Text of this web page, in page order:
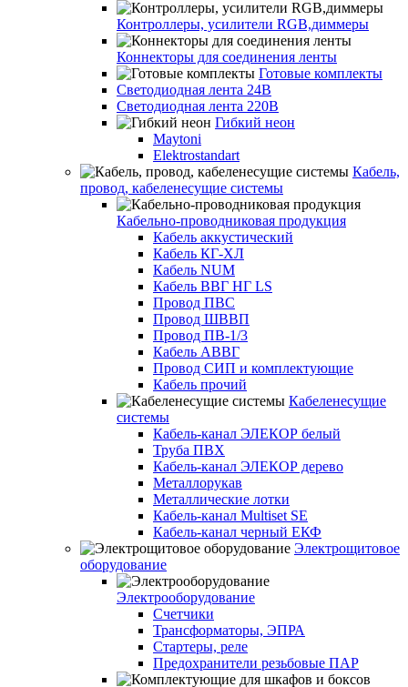
Контроллеры, усилители RGB,диммеры
Коннекторы для соединения ленты
Готовые комплекты
Светодиодная лента 24В
Светодиодная лента 220В
Гибкий неон
Maytoni
Elektrostandart
Кабель,
провод, кабеленесущие системы
Кабельно-проводниковая продукция
Кабель аккустический
Кабель КГ-ХЛ
Кабель NUM
Кабель ВВГ НГ LS
Провод ПВС
Провод ШВВП
Провод ПВ-1/3
Кабель АВВГ
Провод СИП и комплектующие
Кабель прочий
Кабеленесущие
системы
Кабель-канал ЭЛЕКОР белый
Труба ПВХ
Кабель-канал ЭЛЕКОР дерево
Металлорукав
Металлические лотки
Кабель-канал Multiset SE
Кабель-канал черный ЕКФ
Электрощитовое
оборудование
Электрооборудование
Счетчики
Трансформаторы, ЭПРА
Стартеры, реле
Предохранители резьбовые ПАР